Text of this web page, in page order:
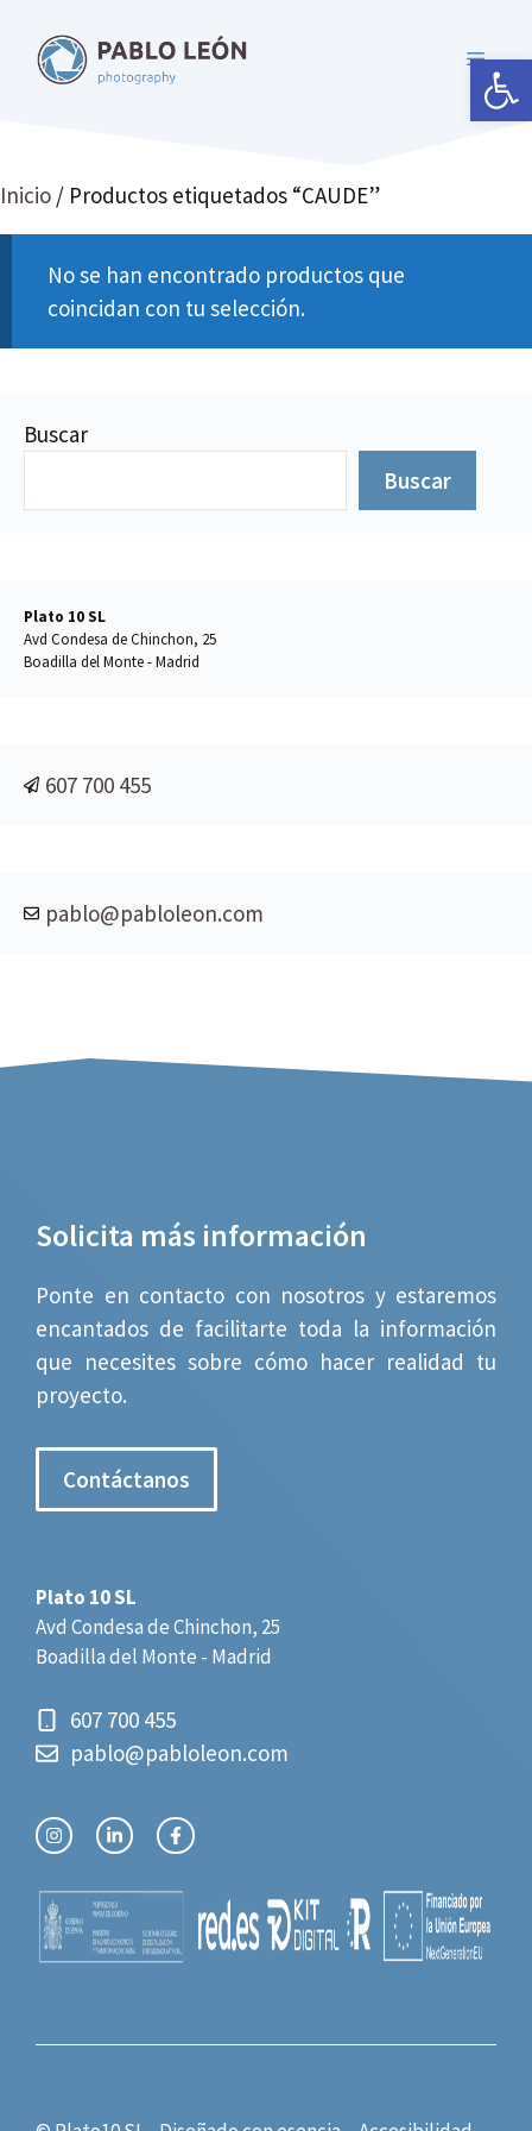
Abrir
contenido
MENÚ
Inicio / Productos etiquetados “CAUDE”
No se han encontrado productos que
coincidan con tu selección.
Buscar
Buscar
Plato 10 SL
Avd Condesa de Chinchon, 25
Boadilla del Monte - Madrid
607 700 455
pablo@pabloleon.com
Solicita más información
Ponte en contacto con nosotros y estaremos
encantados de facilitarte toda la información
que necesites sobre cómo hacer realidad tu
proyecto.
Contáctanos
Plato 10 SL
Avd Condesa de Chinchon, 25
Boadilla del Monte - Madrid
607 700 455
pablo@pabloleon.com